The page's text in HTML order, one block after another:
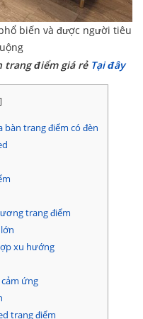
biến và được người tiêu
trang điểm giá rẻ Tại đây
]
bàn trang điểm có đèn
trang điểm
xu hướng
ứng
trang điểm